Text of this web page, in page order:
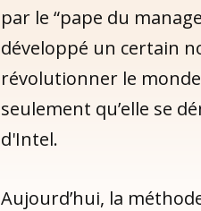
par le “pape du
développé un certain
révolutionner le
seulement qu’elle se
d'Intel.
Aujourd’hui, la